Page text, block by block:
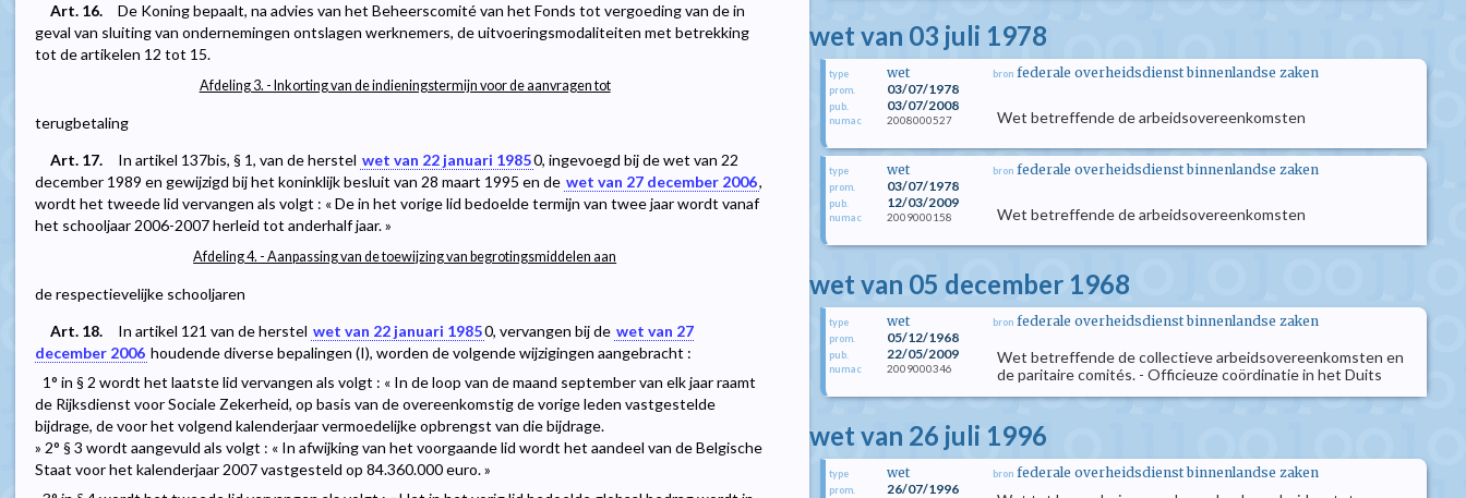
Art. 16.
De Koning bepaalt, na advies van het Beheerscomité van het Fonds tot vergoeding van de in
geval van sluiting van ondernemingen ontslagen werknemers, de uitvoeringsmodaliteiten met betrekking
tot de artikelen 12 tot 15.
Afdeling 3. - Inkorting van de indieningstermijn voor de aanvragen tot
terugbetaling
Art. 17.
In artikel 137bis, § 1, van de herstel wet van 22 januari 19850, ingevoegd bij de wet van 22
december 1989 en gewijzigd bij het koninklijk besluit van 28 maart 1995 en de wet van 27 december 2006,
wordt het tweede lid vervangen als volgt : « De in het vorige lid bedoelde termijn van twee jaar wordt vanaf
het schooljaar 2006-2007 herleid tot anderhalf jaar. »
Afdeling 4. - Aanpassing van de toewijzing van begrotingsmiddelen aan
de respectievelijke schooljaren
Art. 18.
In artikel 121 van de herstel wet van 22 januari 19850, vervangen bij de wet van 27
december 2006 houdende diverse bepalingen (I), worden de volgende wijzigingen aangebracht :
1° in § 2 wordt het laatste lid vervangen als volgt : « In de loop van de maand september van elk jaar raamt
de Rijksdienst voor Sociale Zekerheid, op basis van de overeenkomstig de vorige leden vastgestelde
bijdrage, de voor het volgend kalenderjaar vermoedelijke opbrengst van die bijdrage.
» 2° § 3 wordt aangevuld als volgt : « In afwijking van het voorgaande lid wordt het aandeel van de Belgische
Staat voor het kalenderjaar 2007 vastgesteld op 84.360.000 euro. »
wet van 03 juli 1978
type wet
prom. 03/07/1978
pub. 03/07/2008
numac 2008000527
bron federale overheidsdienst binnenlandse zaken
Wet betreffende de arbeidsovereenkomsten
type wet
prom. 03/07/1978
pub. 12/03/2009
numac 2009000158
bron federale overheidsdienst binnenlandse zaken
Wet betreffende de arbeidsovereenkomsten
wet van 05 december 1968
type wet
prom. 05/12/1968
pub. 22/05/2009
numac 2009000346
bron federale overheidsdienst binnenlandse zaken
Wet betreffende de collectieve arbeidsovereenkomsten en
de paritaire comités. - Officieuze coördinatie in het Duits
wet van 26 juli 1996
type wet
prom.
26/07/1996
bron federale overheidsdienst binnenlandse zaken